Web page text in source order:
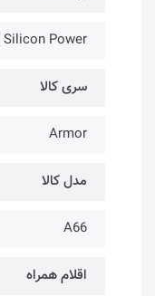
Silicon Power | سیلیکون پاور
سری کالا
Armor
مدل کالا
A66
اقلام همراه